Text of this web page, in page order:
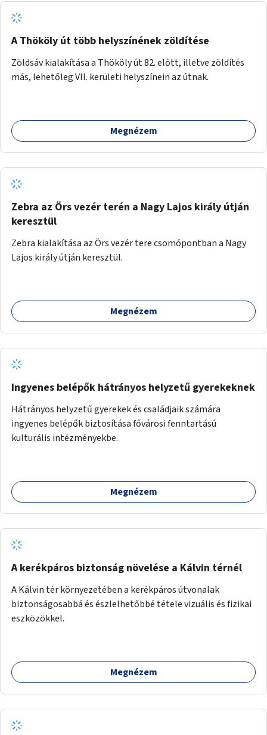
A Thököly út több helyszínének zöldítése
Zöldsáv kialakítása a Thököly út 82. előtt, illetve zöldítés
más, lehetőleg VII. kerületi helyszínein az útnak.
Megnézem
Zebra az Örs vezér terén a Nagy Lajos király útján
keresztül
Zebra kialakítása az Örs vezér tere csomópontban a Nagy
Lajos király útján keresztül.
Megnézem
Ingyenes belépők hátrányos helyzetű gyerekeknek
Hátrányos helyzetű gyerekek és családjaik számára
ingyenes belépők biztosítása fővárosi fenntartású
kulturális intézményekbe.
Megnézem
A kerékpáros biztonság növelése a Kálvin térnél
A Kálvin tér környezetében a kerékpáros útvonalak
biztonságosabbá és észlelhetőbbé tétele vizuális és fizikai
eszközökkel.
Megnézem